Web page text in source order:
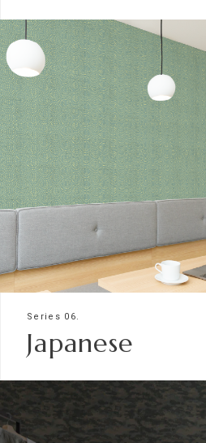
Series 06.
Japanese